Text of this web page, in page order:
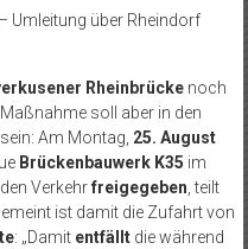
Umleitung über Rheindorf
Rheinbrückenoch
soll aber in den
sein: Am Montag, 25. August
Brückenbauwerk K35 im
Verkehrfreigegeben, teilt
ist damit die Zufahrt von
: „Damit entfälltdie während